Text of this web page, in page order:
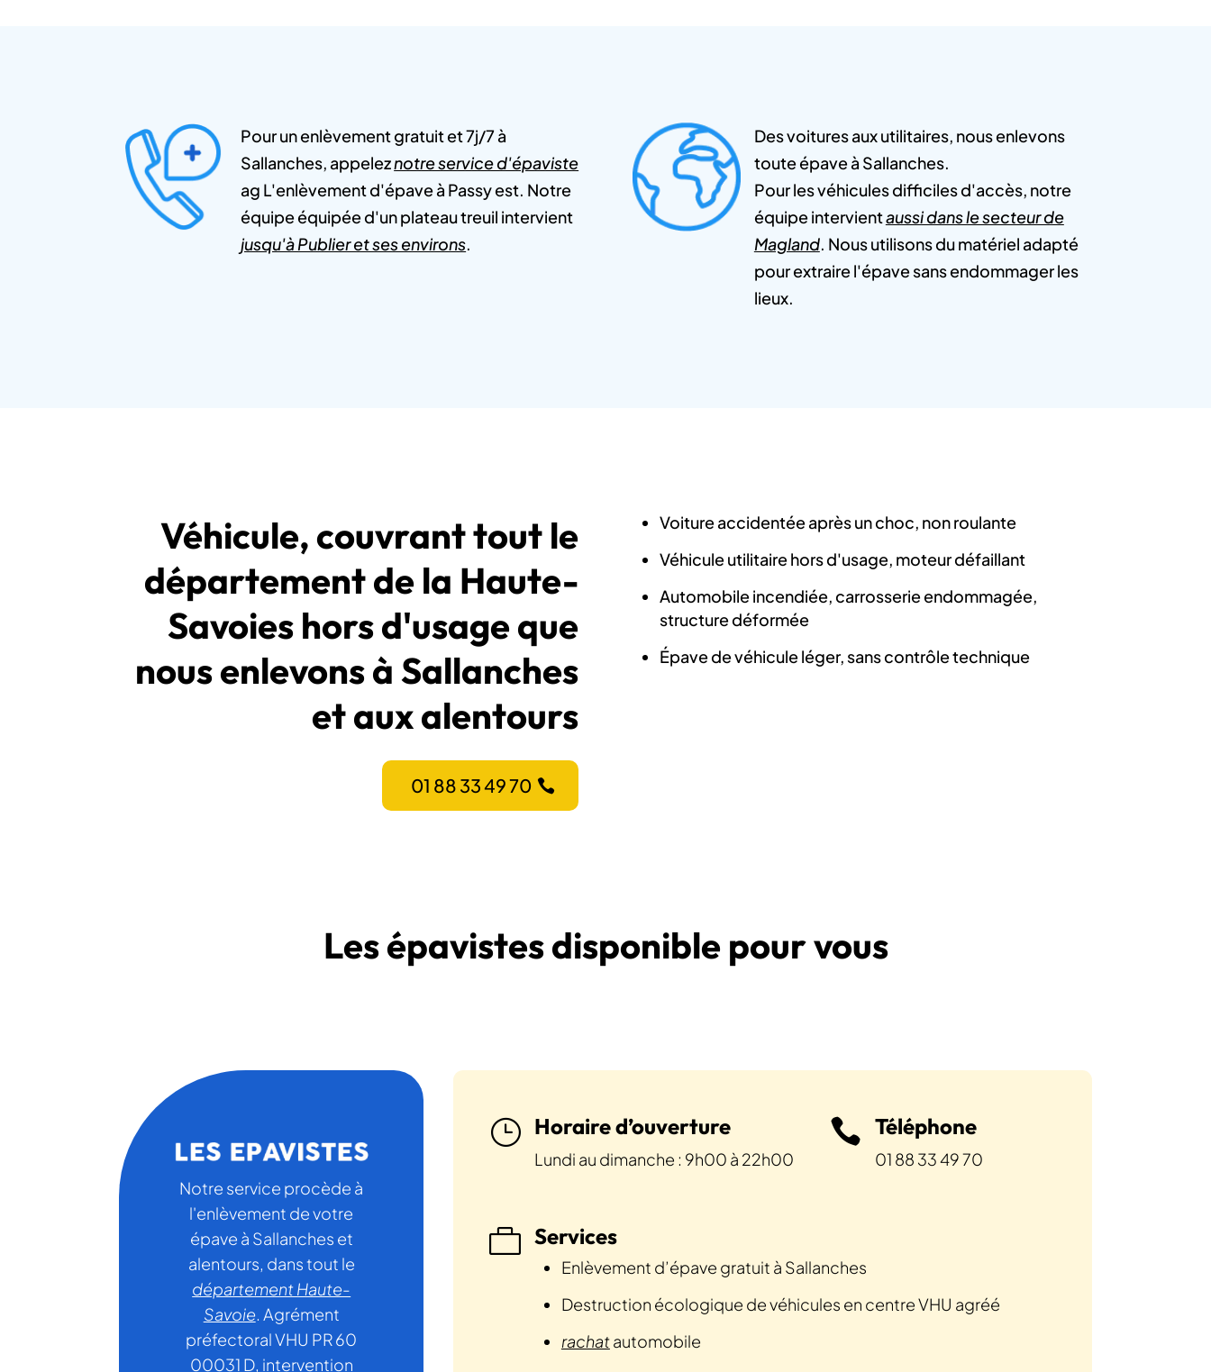
Pour un enlèvement gratuit et 7j/7 à
Sallanches, appeleznotre service d'épaviste
ag L'enlèvement d'épave à Passy est. Notre
équipe équipée d'un plateau treuil intervient
jusqu'à Publier et ses environs.
Des voitures aux utilitaires, nous enlevons
toute épave à Sallanches.
Pour les véhicules difficiles d'accès, notre
équipe intervientaussi dans le secteur de
Magland. Nous utilisons du matériel adapté
pour extraire l'épave sans endommager les
lieux.
Véhicule, couvrant tout le
département de la Haute-
Savoies hors d'usage que
nous enlevons à Sallanches
et aux alentours
01 88 33 49 70
Voiture accidentée après un choc, non roulante
Véhicule utilitaire hors d'usage, moteur défaillant
Automobile incendiée, carrosserie endommagée,
structure déformée
Épave de véhicule léger, sans contrôle technique
Les épavistes disponible pour vous
Notre service procède à
l'enlèvement de votre
épave à Sallanches et
alentours, dans tout le
département Haute-
Savoie. Agrément
préfectoral VHU PR 60
00031 D, intervention
} Horaire d’ouverture
Lundi au dimanche : 9h00 à 22h00
 Téléphone
01 88 33 49 70
 Services
Enlèvement d’épave gratuit à Sallanches
Destruction écologique de véhicules en centre VHU agréé
rachatautomobile